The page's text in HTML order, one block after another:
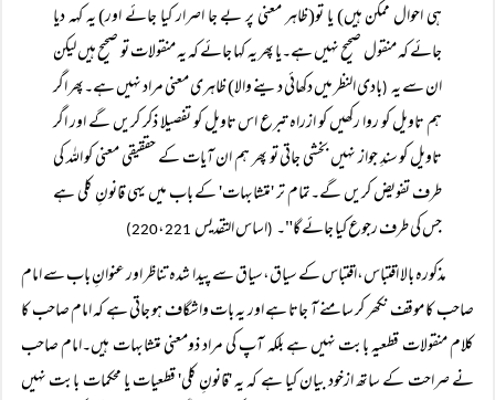
ہی احوال ممکن ہیں) یا تو(ظاہر معنی پر بے جا اصرار کیا جائے اور) یہ کہہ دیا
جائے کہ منقول صحیح نہیں ہے۔یا پھر یہ کہا جائے کہ یہ منقولات تو صحیح ہیں لیکن
ان سے یہ(بادی النظر میں دکھائی دینے والا) ظاہری معنی مراد نہیں ہے۔پھر اگر
ہم تاویل کو روا رکھیں کو ازراہ تبرع اس تاویل کو تفصیلا ذکر کریں گے اور اگر
تاویل کو سندِ جواز نہیں بخشی جاتی تو پھر ہم ان آیات کے حققیقی معنی کو اللہ کی
طرف تفویض کریں گے۔تمام تر 'متشابہات' کے باب میں یہی قانونِ کلی ہے
جس کی طرف رجوع کیا جائے گا"۔ (اساس التقدیس ،221)
مذکورہ بالا اقتباس،اقتباس کے سیاق،سیاق سے پیدا شدہ تناظر اور عنوانِ باب سے امام
صاحب کا موقف نکھر کر سامنے آ جاتا ہے اور یہ بات واشگاف ہو جاتی ہے کہ امام صاحب کا
کلام منقولات قطعیہ بابت نہیں ہے بلکہ آپ کی مراد ذومعنی متشابہات ہیں۔امام صاحب
نے صراحت کے ساتھ ازخود بیان کیا ہے کہ یہ 'قانونِ کلی' قطعیات یا محکمات بابت نہیں